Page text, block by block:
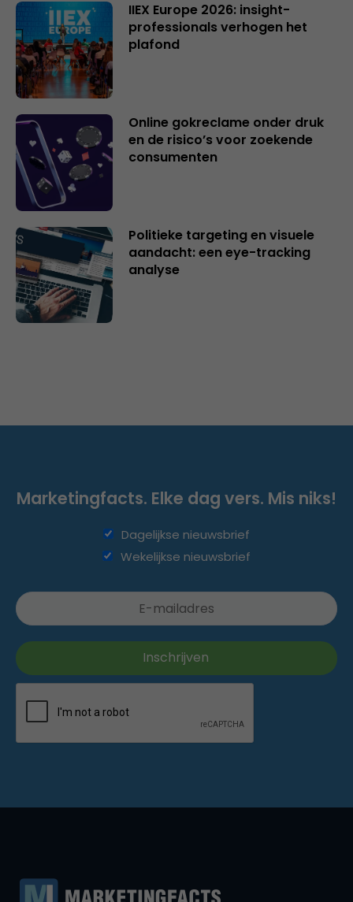
IIEX Europe 2026: insight-
professionals verhogen het
plafond
Online gokreclame onder druk
en de risico’s voor zoekende
consumenten
Politieke targeting en visuele
aandacht: een eye-tracking
analyse
Marketingfacts. Elke dag vers. Mis niks!
Dagelijkse nieuwsbrief
Wekelijkse nieuwsbrief